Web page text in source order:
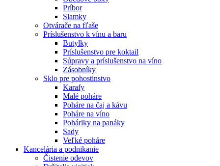
Príbor
Slamky
Otvárače na fľaše
Príslušenstvo k vínu a baru
Butylky
Príslušenstvo pre koktail
Súpravy a príslušenstvo na víno
Zásobníky
Sklo pre pohostinstvo
Karafy
Malé poháre
Poháre na čaj a kávu
Poháre na víno
Poháriky na panáky
Sady
Veľké poháre
Kancelária a podnikanie
Čistenie odevov